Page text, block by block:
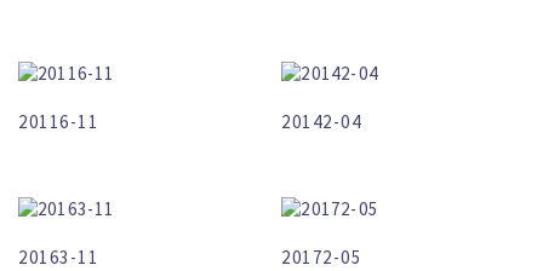
20116-11 20142-04
20163-11 20172-05